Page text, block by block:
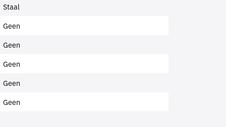
Staal
Geen
Geen
Geen
Geen
Geen